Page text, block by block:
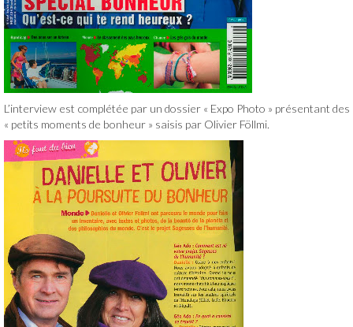
Contact
Liens
L’interview est complétée par un dossier « Expo Photo » présentant des
« petits moments de bonheur » saisis par Olivier Föllmi.